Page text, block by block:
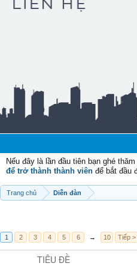
Nếu đây là lần đầu tiên bạn ghé
để trở thành thành viên để bắt đầu
Trang chủ Diễn đàn
1 2 3 4 5 6 → 10 Tiếp >
TIÊU ĐỀ